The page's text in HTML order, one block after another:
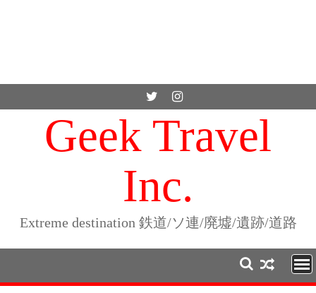
Geek Travel
Inc.
Extreme destination 鉄道/ソ連/廃墟/遺跡/道路